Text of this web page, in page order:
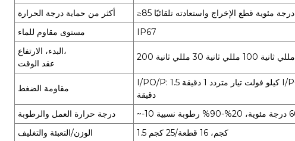
أكثر من حماية درجة الحرارة
≥85 درجة مئوية قطع الإخراج واستعادته تلقائيًا
مستوى مقاوم للماء
IP67
البدء، الارتفاع،
عقد الوقت
200 مللي ثانية 100 مللي ثانية 30 مللي ثانية
مقاومة الضغط
I/PO/P: 1.5 كيلو فولت تيار متردد 1 دقيقة I/P-FG: 1.5 كيلو فولت تيار متردد 1 دقيقة O/P-FG: 0.5 كيلو فولت تيار متردد 1
دقيقة
درجة حرارة العمل والرطوبة
الوزن/التعبئة والتغليف
1.5 كجم، 16 قطعة/25 كجم